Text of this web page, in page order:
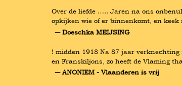
Over de liefde ….. Jaren na ons
opkijken wie of er binnenkomt, en
― Doeschka MEIJSING
! midden 1918 Na 87 jaar
en Franskiljons, zo heeft de Vlaming
― ANONIEM - Vlaanderen is vrij